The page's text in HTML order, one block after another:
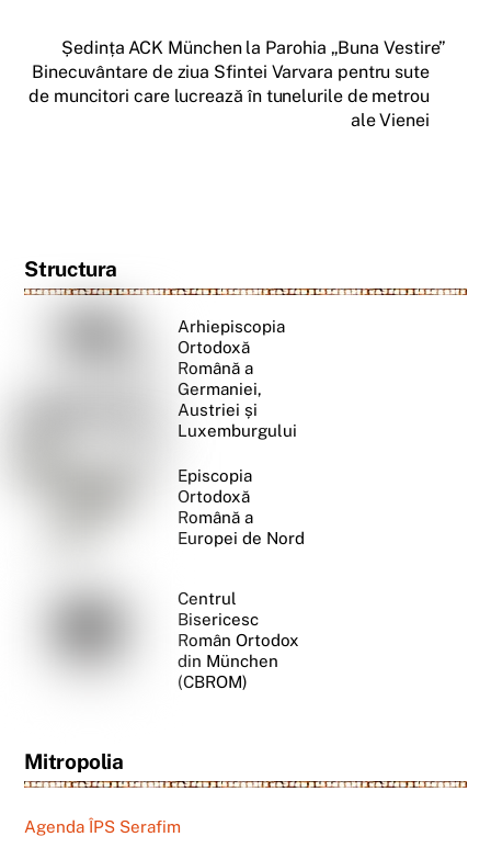
Ședința ACK München la Parohia „Buna Vestire”
Binecuvântare de ziua Sfintei Varvara pentru sute
de muncitori care lucrează în tunelurile de metrou
ale Vienei
Structura
Arhiepiscopia
Ortodoxă
Română a
Germaniei,
Austriei și
Luxemburgului
Episcopia
Ortodoxă
Română a
Europei de Nord
Centrul
Bisericesc
Român Ortodox
din München
(CBROM)
Mitropolia
Agenda ÎPS Serafim